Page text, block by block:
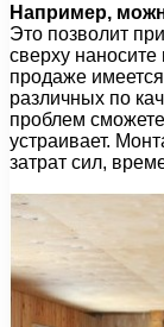
Например,
Это позволит
сверху наносите
продаже
различных по
проблем
устраивает.
затрат сил,